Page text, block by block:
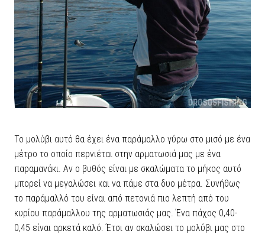
Το μολύβι αυτό θα έχει ένα παράμαλλο γύρω στο μισό με ένα
μέτρο το οποίο περνιέται στην αρματωσιά μας με ένα
παραμανάκι. Αν ο βυθός είναι με σκαλώματα το μήκος αυτό
μπορεί να μεγαλώσει και να πάμε στα δυο μέτρα. Συνήθως
το παράμαλλό του είναι από πετονιά πιο λεπτή από του
κυρίου παράμαλλου της αρματωσιάς μας. Ένα πάχος 0,40-
0,45 είναι αρκετά καλό. Έτσι αν σκαλώσει το μολύβι μας στο